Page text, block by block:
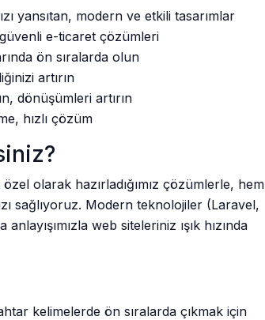
yansıtan, modern ve etkili tasarımlar
güvenli e-ticaret çözümleri
ön sıralarda olun
artırın
dönüşümleri artırın
hızlı çözüm
olarak hazırladığımız çözümlerle, hem
sağlıyoruz. Modern teknolojiler (Laravel,
web siteleriniz ışık hızında
kelimelerde ön sıralarda çıkmak için